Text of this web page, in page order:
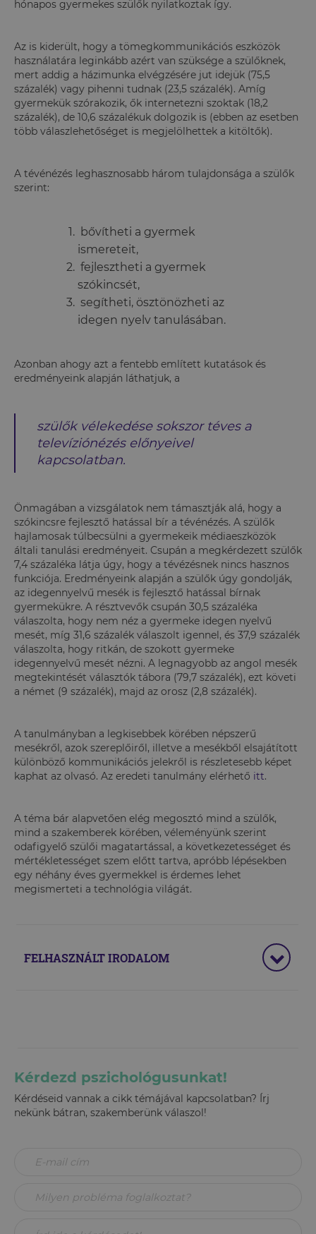
hónapos gyermekes szülők nyilatkoztak így.
Az is kiderült, hogy a tömegkommunikációs eszközök
használatára leginkább azért van szüksége a szülőknek,
mert addig a házimunka elvégzésére jut idejük (75,5
százalék) vagy pihenni tudnak (23,5 százalék). Amíg
gyermekük szórakozik, ők internetezni szoktak (18,2
százalék), de 10,6 százalékuk dolgozik is (ebben az esetben
több válaszlehetőséget is megjelölhettek a kitöltők).
A tévénézés leghasznosabb három tulajdonsága a szülők
szerint:
bővítheti a gyermek
ismereteit,
fejlesztheti a gyermek
szókincsét,
segítheti, ösztönözheti az
idegen nyelv tanulásában.
Azonban ahogy azt a fentebb említett kutatások és
eredményeink alapján láthatjuk, a
szülők vélekedése sokszor téves a
televíziónézés előnyeivel
kapcsolatban.
Önmagában a vizsgálatok nem támasztják alá, hogy a
szókincsre fejlesztő hatással bír a tévénézés. A szülők
hajlamosak túlbecsülni a gyermekeik médiaeszközök
általi tanulási eredményeit. Csupán a megkérdezett szülők
7,4 százaléka látja úgy, hogy a tévézésnek nincs hasznos
funkciója. Eredményeink alapján a szülők úgy gondolják,
az idegennyelvű mesék is fejlesztő hatással bírnak
gyermekükre. A résztvevők csupán 30,5 százaléka
válaszolta, hogy nem néz a gyermeke idegen nyelvű
mesét, míg 31,6 százalék válaszolt igennel, és 37,9 százalék
válaszolta, hogy ritkán, de szokott gyermeke
idegennyelvű mesét nézni. A legnagyobb az angol mesék
megtekintését választók tábora (79,7 százalék), ezt követi
a német (9 százalék), majd az orosz (2,8 százalék).
A tanulmányban a legkisebbek körében népszerű
mesékről, azok szereplőiről, illetve a mesékből elsajátított
különböző kommunikációs jelekről is részletesebb képet
kaphat az olvasó. Az eredeti tanulmány elérhető itt.
A téma bár alapvetően elég megosztó mind a szülők,
mind a szakemberek körében, véleményünk szerint
odafigyelő szülői magatartással, a következetességet és
mértékletességet szem előtt tartva, apróbb lépésekben
egy néhány éves gyermekkel is érdemes lehet
megismerteti a technológia világát.
FELHASZNÁLT IRODALOM
Kérdezd pszichológusunkat!
Kérdéseid vannak a cikk témájával kapcsolatban? Írj
nekünk bátran, szakemberünk válaszol!